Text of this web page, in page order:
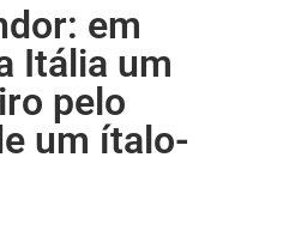
em
Itália um
pelo
um ítalo-